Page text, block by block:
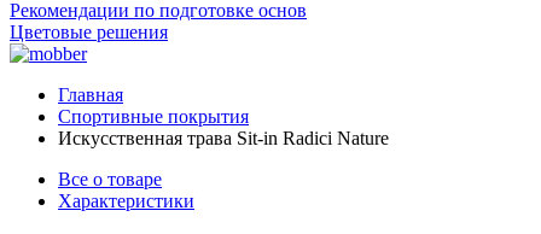
Рекомендации по подготовке основ
Цветовые решения
Главная
Спортивные покрытия
Искусственная трава Sit-in Radici Nature
Все о товаре
Характеристики